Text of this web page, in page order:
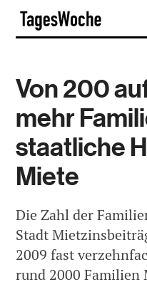
Skip
content
Von 200
mehr
staatliche
Miete
Die Zahl der
Stadt
2009 fast
rund 2000 Familien